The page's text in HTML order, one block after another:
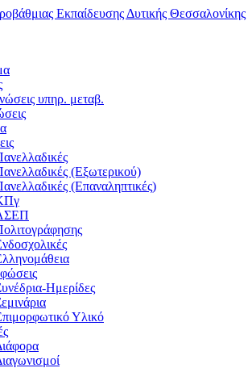
υπηρ. μεταβ.
(Εξωτερικού)
(Επαναληπτικές)
Ημερίδες
Υλικό